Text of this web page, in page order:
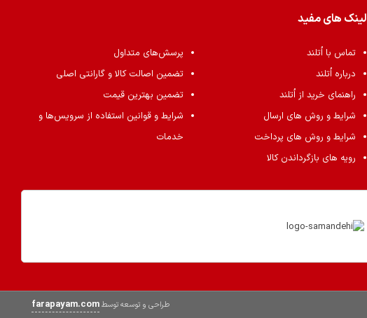
لینک های مفید
تماس با اُتلند
درباره اُتلند
راهنمای خرید از اُتلند
شرایط و روش های ارسال
شرایط و روش های پرداخت
رویه های بازگرداندن کالا
پرسش‌های متداول
تضمین اصالت کالا و گارانتی اصلی
تضمین بهترین قیمت
شرایط و قوانین استفاده از سرویس‌ها و
خدمات
طراحی و توسعه توسطfarapayam.com